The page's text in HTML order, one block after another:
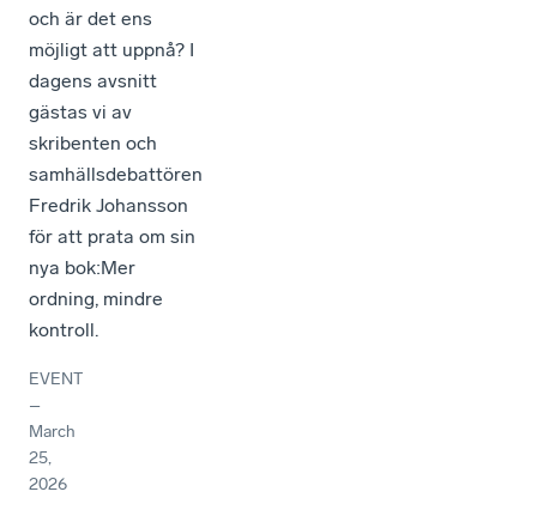
och är det ens
möjligt att uppnå? I
dagens avsnitt
gästas vi av
skribenten och
samhällsdebattören
Fredrik Johansson
för att prata om sin
nya bok:Mer
ordning, mindre
kontroll.
EVENT
–
March
25,
2026